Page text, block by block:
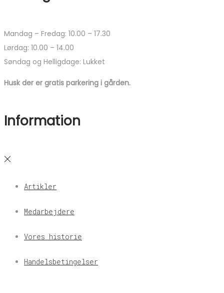
Mandag – Fredag: 10.00 – 17.30
Lørdag: 10.00 – 14.00
Søndag og Helligdage: Lukket
Husk der er gratis parkering i gården.
Information
Artikler
Medarbejdere
Vores historie
Handelsbetingelser